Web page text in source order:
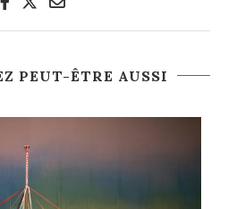
PEUT-ÊTRE AUSSI